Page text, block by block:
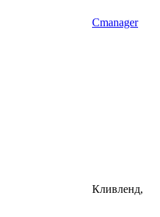
Cmanager
Кливленд,